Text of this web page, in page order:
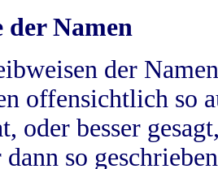
der Namen
der
offensichtlich so
oder besser
dann so